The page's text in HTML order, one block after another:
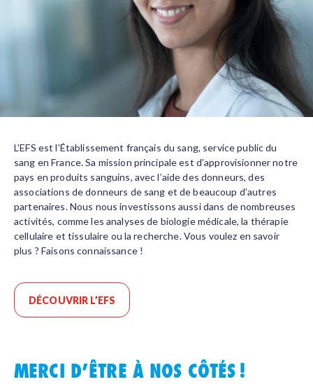
L’EFS est l’Établissement français du sang, service public du
sang en France. Sa mission principale est d’approvisionner notre
pays en produits sanguins, avec l’aide des donneurs, des
associations de donneurs de sang et de beaucoup d’autres
partenaires. Nous nous investissons aussi dans de nombreuses
activités, comme les analyses de biologie médicale, la thérapie
cellulaire et tissulaire ou la recherche. Vous voulez en savoir
plus ? Faisons connaissance !
DÉCOUVRIR L’EFS
MERCI D’ÊTRE À NOS CÔTÉS !